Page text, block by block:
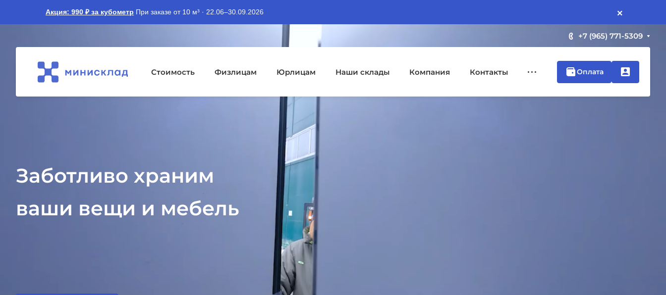
Акция: 990 ₽ за кубометр При заказе от 10 м³ · 22.06–30.09.2026 ×
+7 (965) 771-5309
Стоимость Физлицам Юрлицам Наши склады Компания Контакты Оплата
Заботливо храним
ваши вещи и мебель